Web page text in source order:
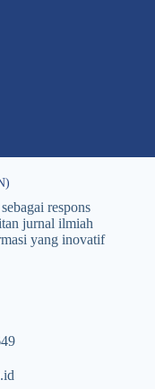
respons
jurnal ilmiah
yang inovatif